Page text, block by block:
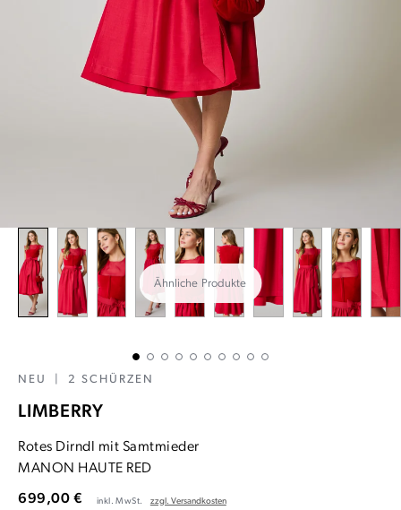
Ähnliche Produkte
NEU 2 SCHÜRZEN
LIMBERRY
Rotes Dirndl mit Samtmieder
MANON HAUTE RED
699,00 € inkl. MwSt. zzgl. Versandkosten